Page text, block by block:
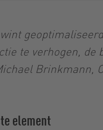
te verhogen,
Brinkmann,
element